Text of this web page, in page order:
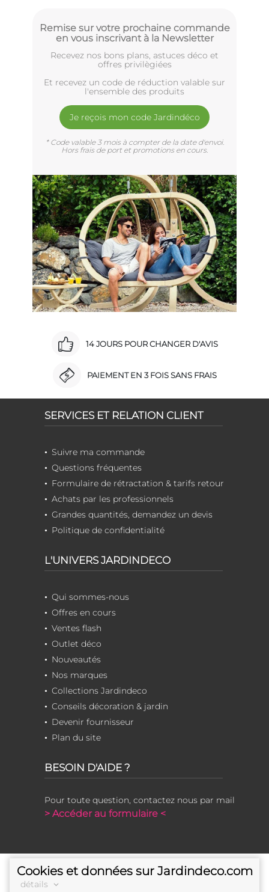
Remise sur votre prochaine commande
en vous inscrivant à la Newsletter
Recevez nos bons plans, astuces déco et
offres privilègiées
Et recevez un code de réduction valable sur
l'ensemble des produits
Je reçois mon code Jardindéco
* Code valable 3 mois à compter de la date d'envoi.
Hors frais de port et promotions en cours.
14 JOURS POUR CHANGER D'AVIS
PAIEMENT EN 3 FOIS SANS FRAIS
SERVICES ET RELATION CLIENT
Suivre ma commande
Questions fréquentes
Formulaire de rétractation & tarifs retour
Achats par les professionnels
Grandes quantités, demandez un devis
Politique de confidentialité
L'UNIVERS JARDINDECO
Qui sommes-nous
Offres en cours
Ventes flash
Outlet déco
Nouveautés
Nos marques
Collections Jardindeco
Conseils décoration & jardin
Devenir fournisseur
Plan du site
BESOIN D'AIDE ?
Pour toute question, contactez nous par mail
> Accéder au formulaire <
Cookies et données sur Jardindeco.com
détails